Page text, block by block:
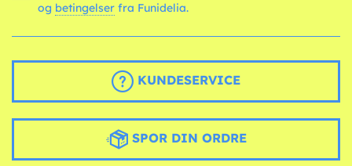
og betingelser fra Funidelia.
KUNDESERVICE
SPOR DIN ORDRE